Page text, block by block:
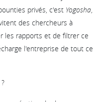
privés, c'est Yogosha,
des chercheurs à
les rapports et de filtrer ce
l'entreprise de tout ce